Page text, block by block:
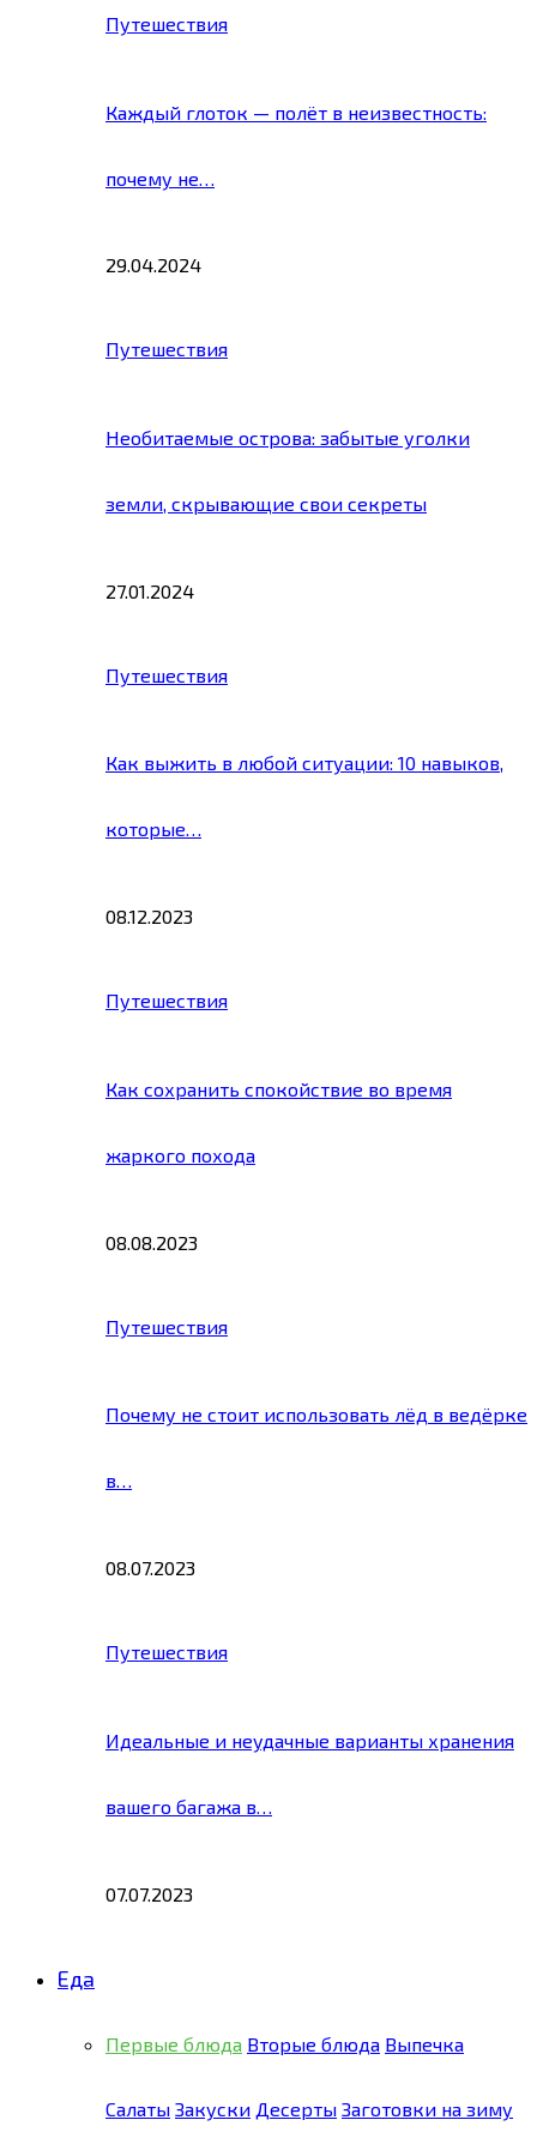
Путешествия
Каждый глоток — полёт в неизвестность:
почему не…
29.04.2024
Путешествия
Необитаемые острова: забытые уголки
земли, скрывающие свои секреты
27.01.2024
Путешествия
Как выжить в любой ситуации: 10 навыков,
которые…
08.12.2023
Путешествия
Как сохранить спокойствие во время
жаркого похода
08.08.2023
Путешествия
Почему не стоит использовать лёд в ведёрке
в…
08.07.2023
Путешествия
Идеальные и неудачные варианты хранения
вашего багажа в…
07.07.2023
Еда
Первые блюда Вторые блюда Выпечка
Салаты Закуски Десерты Заготовки на зиму